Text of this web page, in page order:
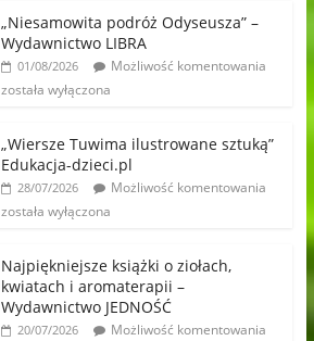
„Niesamowita podróż Odyseusza” –
Wydawnictwo LIBRA
01/08/2026
Możliwość komentowania
została wyłączona
„Wiersze Tuwima ilustrowane sztuką”
Edukacja-dzieci.pl
28/07/2026
Możliwość komentowania
została wyłączona
Najpiękniejsze książki o ziołach,
kwiatach i aromaterapii –
Wydawnictwo JEDNOŚĆ
20/07/2026
Możliwość komentowania